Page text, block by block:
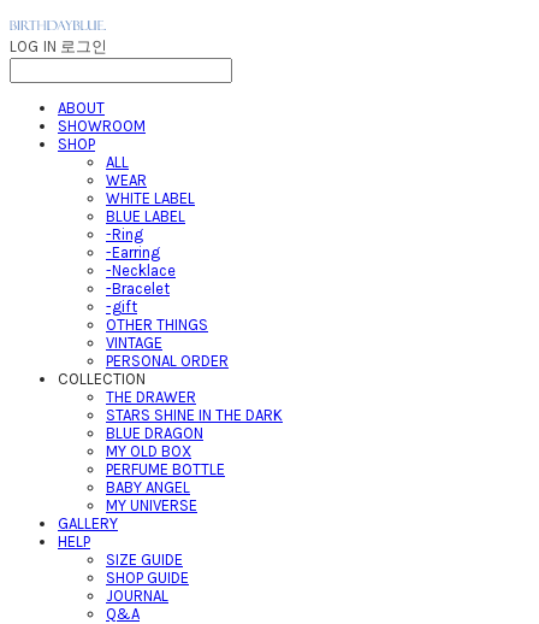
LOG IN 로그인
ABOUT
SHOWROOM
SHOP
ALL
WEAR
WHITE LABEL
BLUE LABEL
-Ring
-Earring
-Necklace
-Bracelet
-gift
OTHER THINGS
VINTAGE
PERSONAL ORDER
COLLECTION
THE DRAWER
STARS SHINE IN THE DARK
BLUE DRAGON
MY OLD BOX
PERFUME BOTTLE
BABY ANGEL
MY UNIVERSE
GALLERY
HELP
SIZE GUIDE
SHOP GUIDE
JOURNAL
Q&A